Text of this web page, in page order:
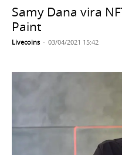
Samy Dana vira
Paint
Livecoins - 03/04/2021 15:42